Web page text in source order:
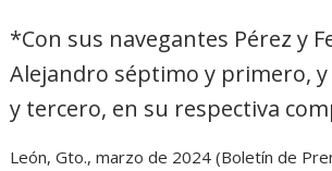
*Con sus navegantes Pérez y
Alejandro séptimo y primero,
y tercero, en su respectiva
León, Gto., marzo de 2024 (Boletín de